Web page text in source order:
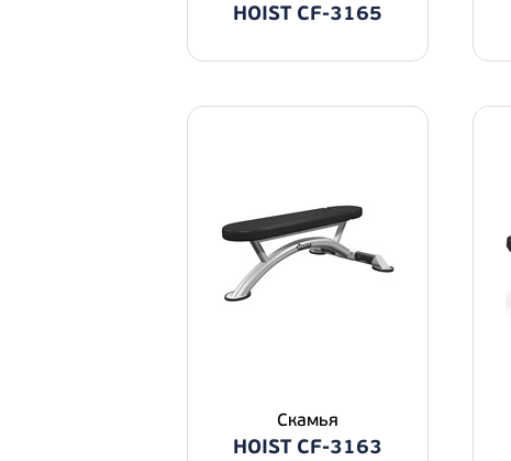
HOIST CF-3165
Скамья
HOIST CF-3163